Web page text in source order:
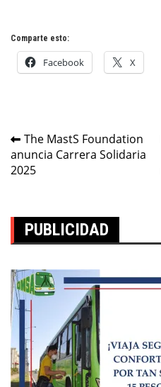
Comparte esto:
Facebook X
Navegación
de
The MastS Foundation
anuncia Carrera Solidaria
2025
PUBLICIDAD